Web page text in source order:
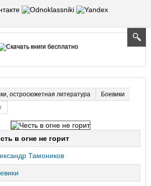
остросюжетная литература
Боевики
в огне не горит
Тамоников